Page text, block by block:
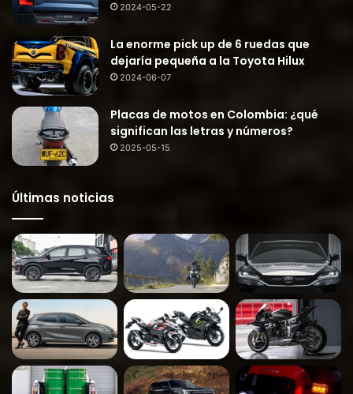
2024-05-22
La enorme pick up de 6 ruedas que
dejaría pequeña a la Toyota Hilux
2024-06-07
Placas de motos en Colombia: ¿qué
significan las letras y números?
2025-05-15
Últimas noticias